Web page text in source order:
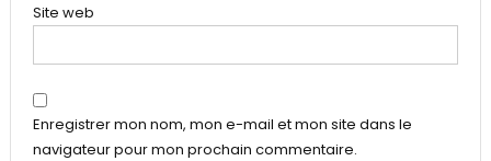
Site web
Enregistrer mon nom, mon e-mail et mon site dans le
navigateur pour mon prochain commentaire.